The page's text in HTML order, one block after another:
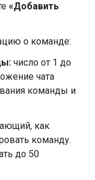
«Добавить
о команде:
число от 1 до
чата
команды и
как
команду.
до 50